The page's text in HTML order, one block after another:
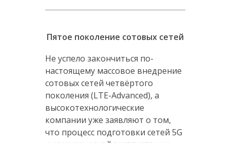
Пятое поколение сотовых сетей
Не успело закончиться по-
настоящему массовое внедрение
сотовых сетей четвёртого
поколения (LTE-Advanced), а
высокотехнологические
компании уже заявляют о том,
что процесс подготовки сетей 5G